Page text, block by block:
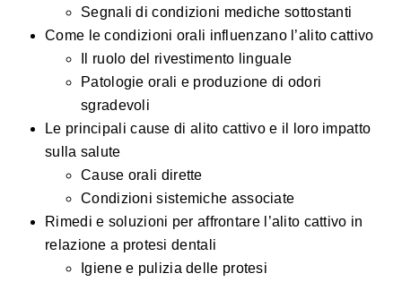
Segnali di condizioni mediche sottostanti
Come le condizioni orali influenzano l’alito cattivo
Il ruolo del rivestimento linguale
Patologie orali e produzione di odori
sgradevoli
Le principali cause di alito cattivo e il loro impatto
sulla salute
Cause orali dirette
Condizioni sistemiche associate
Rimedi e soluzioni per affrontare l’alito cattivo in
relazione a protesi dentali
Igiene e pulizia delle protesi